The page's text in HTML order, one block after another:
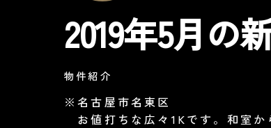
2019年5月の
物件紹介
※名古屋市名東区
お値打ちな広々1Kです。和室か